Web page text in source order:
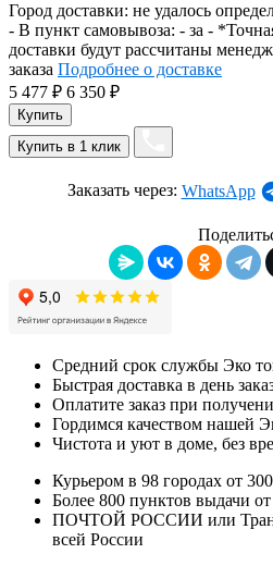
Город доставки: не удалось
- В пункт самовывоза: - за -
доставки будут рассчитаны
заказа Подробнее о доставке
5 477 ₽ 6 350 ₽
Заказать через: WhatsApp
Средний срок службы Эко
Быстрая доставка в день
Оплатите заказ при
Гордимся качеством нашей
Чистота и уют в доме, без
Курьером в 98 городах от
Более 800 пунктов выдачи от
ПОЧТОЙ РОССИИ или
всей России